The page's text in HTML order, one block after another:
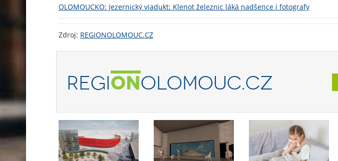
OLOMOUCKO: Jezernický viadukt: Klenot železnic láká nadšence i fotografy
Zdroj: REGIONOLOMOUC.CZ
REGIONOLOMOUC.CZ